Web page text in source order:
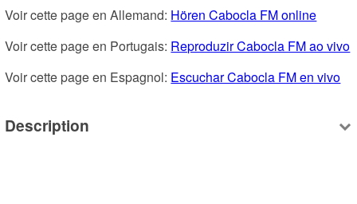
Voir cette page en Allemand: Hören Cabocla FM online
Voir cette page en Portugais: Reproduzir Cabocla FM ao vivo
Voir cette page en Espagnol: Escuchar Cabocla FM en vivo
Description